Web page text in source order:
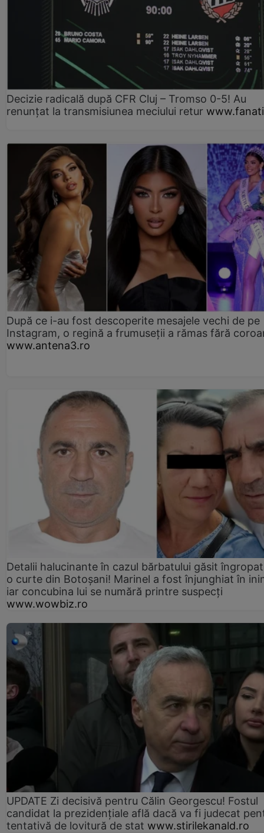
Decizie radicală după CFR Cluj – Tromso 0-5! Au
renunțat la transmisiunea meciului retur
După ce i-au fost descoperite mesajele vechi de pe
Instagram, o regină a frumuseții a rămas fără
www.antena3.ro
Detalii halucinante în cazul bărbatului găsit
o curte din Botoșani! Marinel a fost înjunghiat în
iar concubina lui se numără printre suspecți
www.wowbiz.ro
UPDATE Zi decisivă pentru Călin Georgescu! Fostul
candidat la prezidențiale află dacă va fi judecat
tentativă de lovitură de stat www.stirilekanald.ro